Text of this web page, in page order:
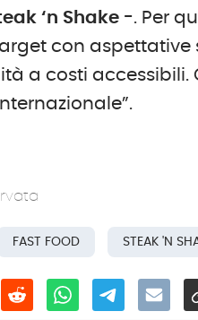
‘n Shake -. Per
con aspettative
a costi
FAST FOOD STEAK 'N